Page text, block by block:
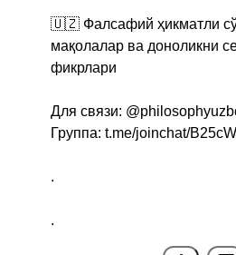
🇺🇿 Фалсафий ҳикматли
мақолалар ва доноликни
фикрлари
Для связи:
Группа: t.me/joinchat/
.
.